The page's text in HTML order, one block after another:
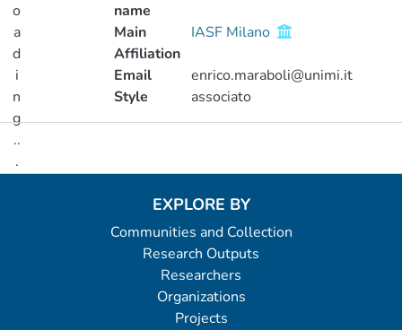
o
a
d
i
n
g
..
.
name
Main
Affiliation
IASF Milano
Email
enrico.maraboli@unimi.it
Style
associato
EXPLORE BY
Communities and Collection
Research Outputs
Researchers
Organizations
Projects